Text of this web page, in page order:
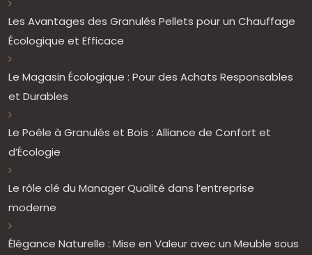
Les Avantages des Granulés Pellets pour un Chauffage
Écologique et Efficace
Le Magasin Écologique : Pour des Achats Responsables
et Durables
Le Poêle à Granulés et Bois : Alliance de Confort et
d’Écologie
Le rôle clé du Manager Qualité dans l’entreprise
moderne
Élégance Naturelle : Mise en Valeur avec un Meuble sous